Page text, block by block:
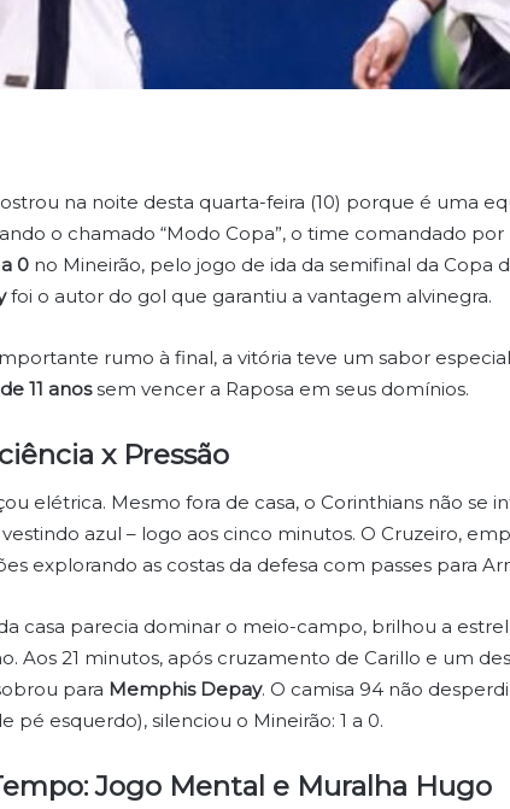
na noite desta quarta-feira (10) porque é uma
o chamado “Modo Copa”, o time comandado
a 0 no Mineirão, pelo jogo de ida da semifinal da Copa
foi o autor do gol que garantiu a vantagem alvinegra.
rumo à final, a vitória teve um sabor
11 anossem vencer a Raposa em seus domínios.
x Pressão
elétrica. Mesmo fora de casa, o Corinthians não se
vestindo azul – logo aos cinco minutos. O Cruzeiro,
explorando as costas da defesa com passes para
casa parecia dominar o meio-campo, brilhou a
Aos 21 minutos, após cruzamento de Carillo e um
para Memphis Depay. O camisa 94 não
pé esquerdo), silenciou o Mineirão: 1 a 0.
Jogo Mental e Muralha Hugo